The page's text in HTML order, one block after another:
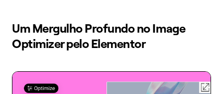
Um Mergulho Profundo no Image
Optimizer pelo Elementor